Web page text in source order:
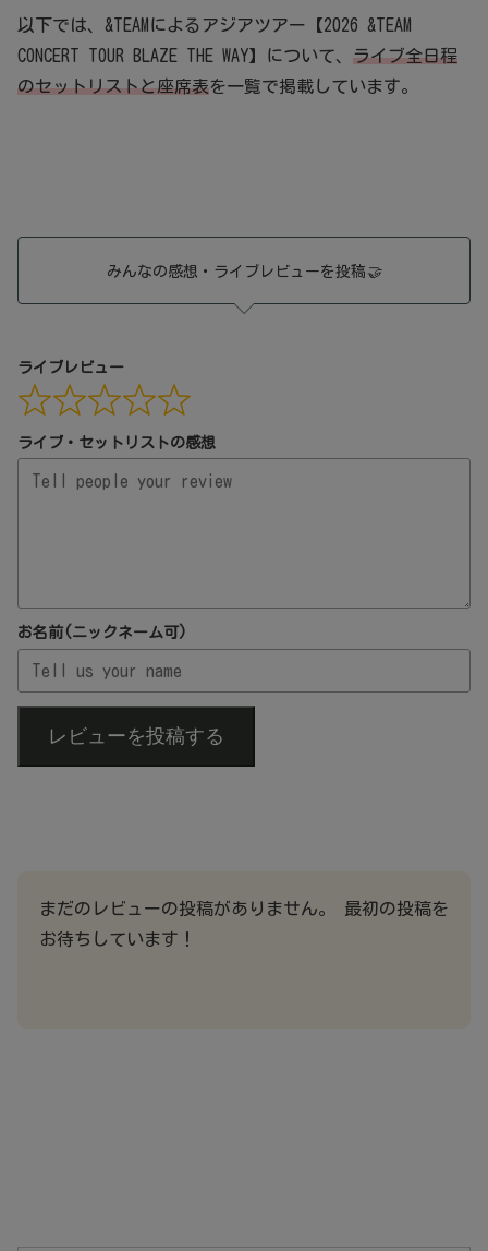
以下では、&TEAMによるアジアツアー【2026 &TEAM
CONCERT TOUR BLAZE THE WAY】について、 ライブ全日程
のセットリストと座席表を一覧で掲載しています。
みんなの感想・ライブレビューを投稿 🤝
ライブレビュー
ライブ・セットリストの感想
お名前(ニックネーム可)
レビューを投稿する
まだのレビューの投稿がありません。 最初の投稿を
お待ちしています！